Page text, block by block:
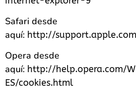
Safari desde
aquí: http://
Opera desde
aquí: http://help.opera.com/
ES/cookies.html